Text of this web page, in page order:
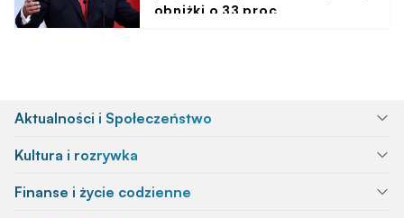
obniżki o 33 proc.
Aktualności i Społeczeństwo
Kultura i rozrywka
Finanse i życie codzienne